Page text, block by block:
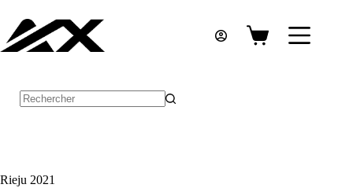
contenu
Panier
Rieju 2021